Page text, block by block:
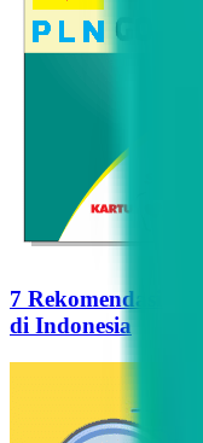
7 Rekomendasi
di Indonesia